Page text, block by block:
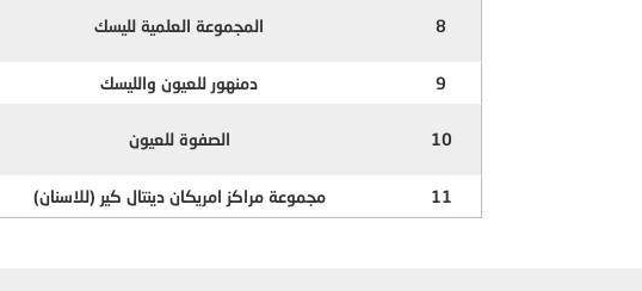
8 المجموعة العلمية لليسك
9 دمنهور للعيون والليسك
10 الصفوة للعيون
11 مجموعة مراكز امريكان دينتال كير (للاسنان)